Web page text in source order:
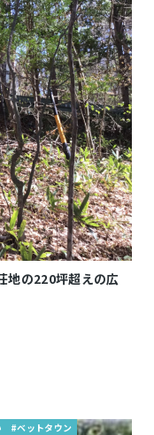
地の220坪超えの広
#ベットタウン